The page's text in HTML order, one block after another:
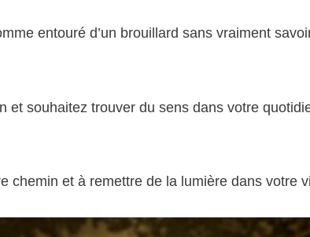
entouré d’un brouillard sans vraiment
et souhaitez trouver du sens dans votre
chemin et à remettre de la lumière dans votre